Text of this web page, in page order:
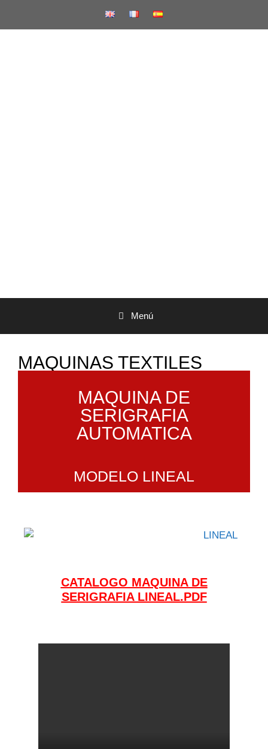
Menú
MAQUINAS TEXTILES
MAQUINA DE
SERIGRAFIA
AUTOMATICA
MODELO LINEAL
CATALOGO MAQUINA DE
SERIGRAFIA LINEAL.PDF